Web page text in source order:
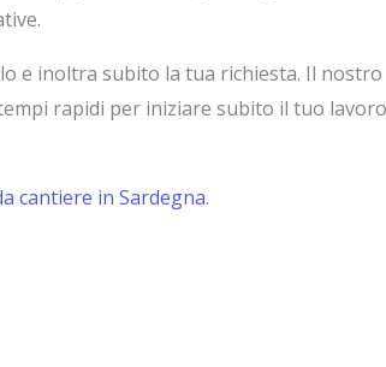
e inoltra subito la tua richiesta. Il nostro
rapidi per iniziare subito il tuo
cantiere in Sardegna.